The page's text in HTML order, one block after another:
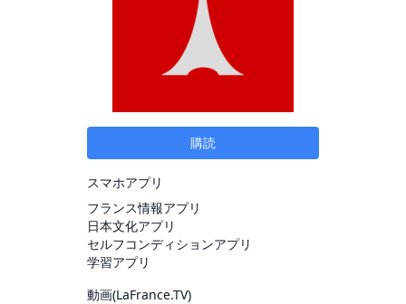
購読
スマホアプリ
フランス情報アプリ
日本文化アプリ
セルフコンディションアプリ
学習アプリ
動画(LaFrance.TV)